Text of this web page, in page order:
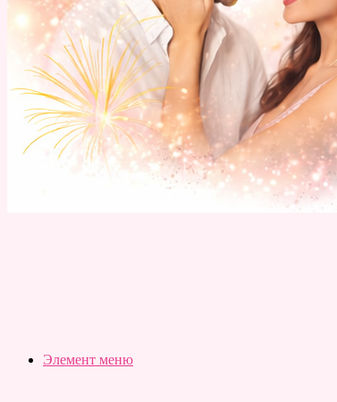
Элемент меню